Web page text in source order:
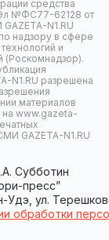
средства
№ФС77-62128 от
N1.RU
надзору в сфере
и
(Роскомнадзор).
N1.RU разрешена
материалов
на www.gazeta-
GAZETA-N1.RU
Субботин
пресс”
Удэ, ул.
обработки